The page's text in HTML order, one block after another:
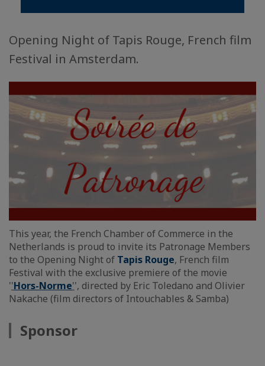
Opening Night of Tapis Rouge, French film
Festival in Amsterdam.
This year, the French Chamber of Commerce in the
Netherlands is proud to invite its Patronage Members
to the Opening Night of Tapis Rouge, French film
Festival with the exclusive premiere of the movie
''Hors-Norme'', directed by Eric Toledano and Olivier
Nakache (film directors of Intouchables & Samba)
Sponsor